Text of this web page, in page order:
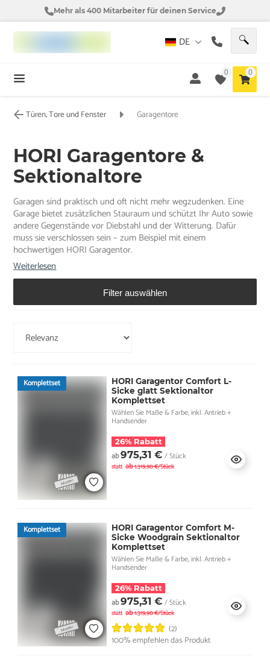
Mehr als 400 Mitarbeiter für deinen Service
DE
0 0
Türen, Tore und Fenster Garagentore
HORI Garagentore &
Sektionaltore
Garagen sind praktisch und oft nicht mehr wegzudenken. Eine
Garage bietet zusätzlichen Stauraum und schützt Ihr Auto sowie
andere Gegenstände vor Diebstahl und der Witterung. Dafür
muss sie verschlossen sein – zum Beispiel mit einem
hochwertigen HORI Garagentor.
Weiterlesen
Filter auswählen
Komplettset
HORI Garagentor Comfort L-
Sicke glatt Sektionaltor
Komplettset
Wählen Sie Maße & Farbe, inkl. Antrieb +
Handsender
26% Rabatt
ab975,31 € / Stück
statt ab1.319,90 €/Stück
Komplettset
HORI Garagentor Comfort M-
Sicke Woodgrain Sektionaltor
Komplettset
Wählen Sie Maße & Farbe, inkl. Antrieb +
Handsender
26% Rabatt
ab975,31 € / Stück
statt ab1.319,90 €/Stück
(2)
100% empfehlen das Produkt